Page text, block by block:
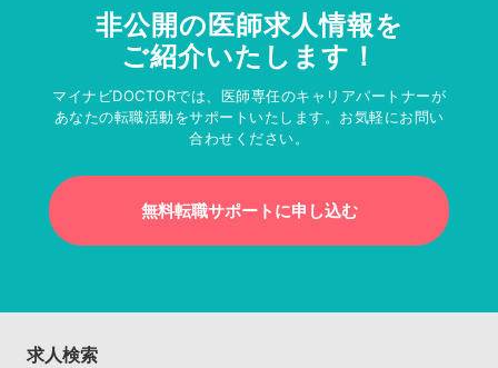
非公開の医師求人情報を
ご紹介いたします！
マイナビDOCTORでは、医師専任のキャリアパートナーが
あなたの転職活動をサポートいたします。お気軽にお問い
合わせください。
無料転職サポートに申し込む
求人検索